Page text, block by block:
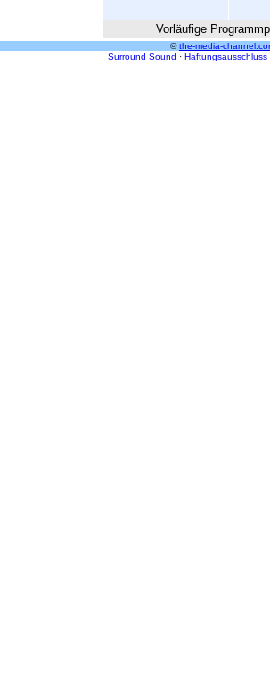
Vorläufige
©the-media-
Surround Sound · Haftungsausschluss